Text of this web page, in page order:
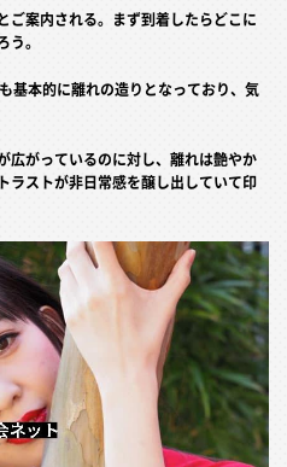
ご案内される。まず到着したらどこに
。
基本的に離れの造りとなっており、気
広がっているのに対し、離れは艶やか
ラストが非日常感を醸し出していて印